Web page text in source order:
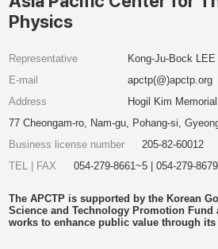
Physics
Representative
Kong-Ju-Bock LEE
E-mail
apctp(@)apctp.org
Address
Hogil Kim
77 Cheongam-ro, Nam-gu, Pohang-si,
Business license number
205-82-60012
TEL | FAX
054-279-8661~5 | 054-279-8679
The APCTP is supported by the Korean
Science and Technology Promotion Fund
works to enhance public value through